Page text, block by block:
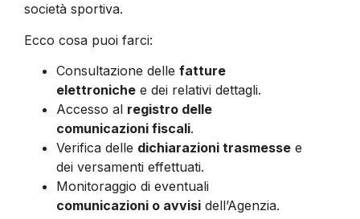
società sportiva.
Ecco cosa puoi farci:
Consultazione delle fatture
elettroniche e dei relativi dettagli.
Accesso al registro delle
comunicazioni fiscali.
Verifica delle dichiarazioni trasmesse e
dei versamenti effettuati.
Monitoraggio di eventuali
comunicazioni o avvisi dell’Agenzia.